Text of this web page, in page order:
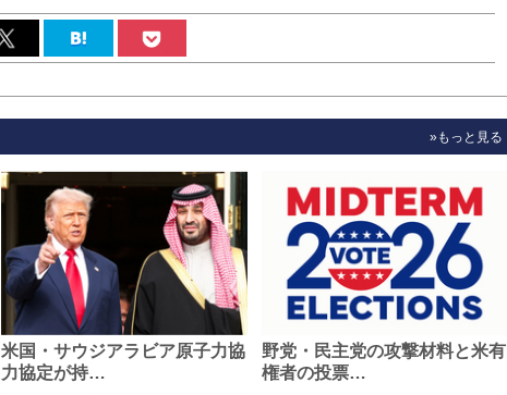
»もっと見る
米国・サウジアラビア原子力協
力協定が持…
野党・民主党の攻撃材料と米有
権者の投票…